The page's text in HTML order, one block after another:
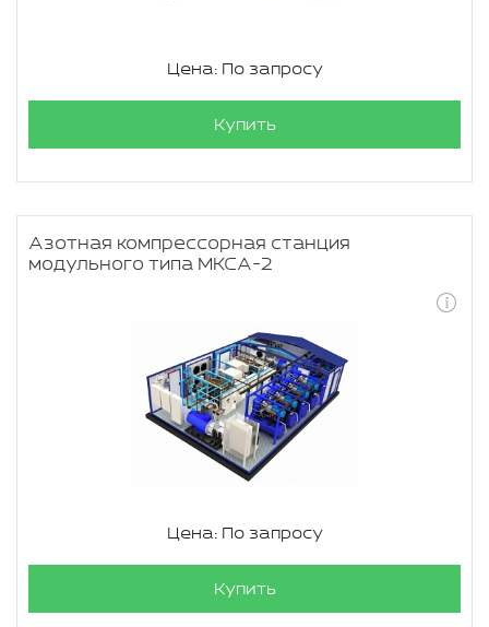
Цена: По запросу
Купить
Азотная компрессорная станция
модульного типа МКСА-2
Цена: По запросу
Купить